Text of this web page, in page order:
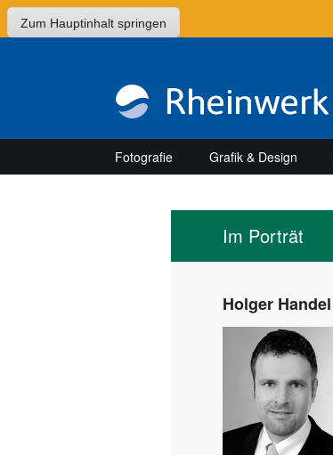
Zum Hauptinhalt springen
Fotografie Grafik & Design
Im Porträt
Holger Handel